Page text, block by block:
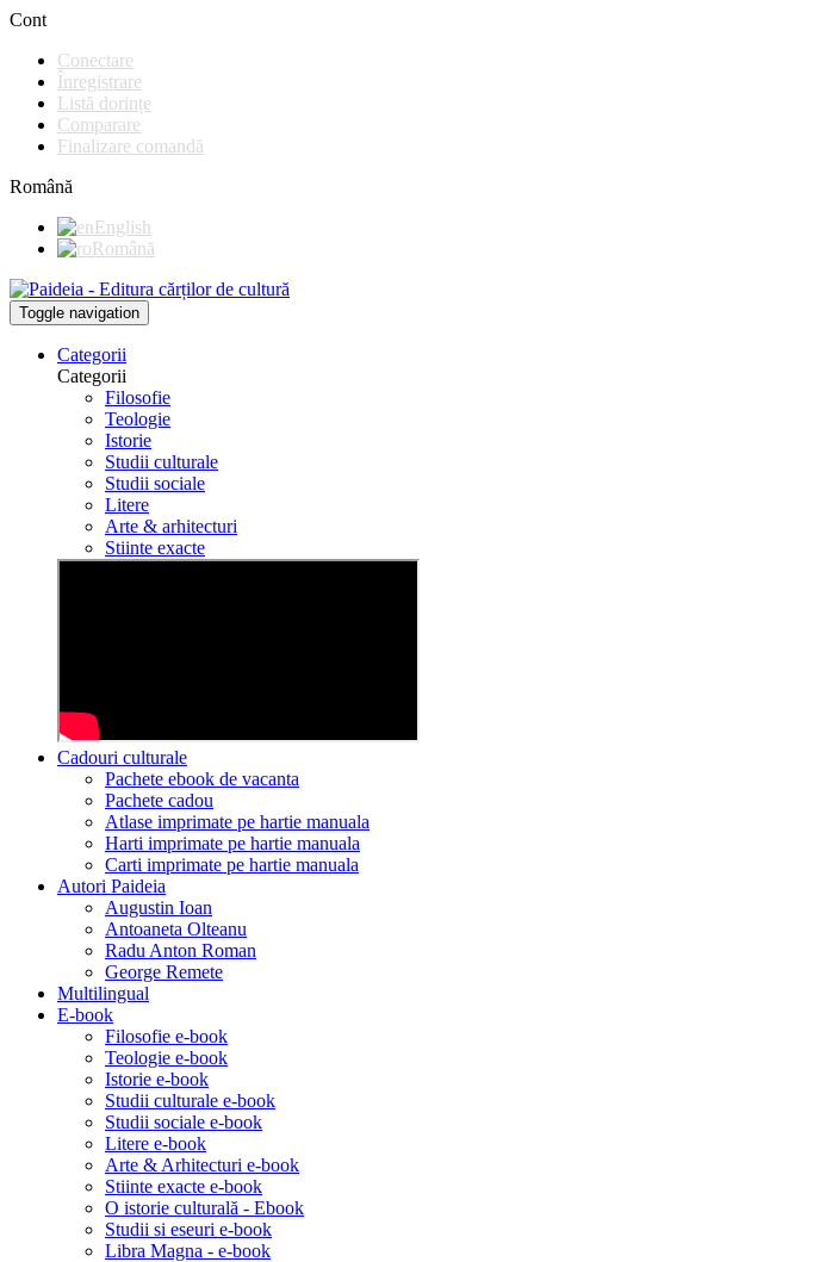
Cont
Conectare
Înregistrare
Listă dorințe
Comparare
Finalizare comandă
Română
English
Română
Toggle navigation
Categorii
Categorii
Filosofie
Teologie
Istorie
Studii culturale
Studii sociale
Litere
Arte & arhitecturi
Stiinte exacte
Cadouri culturale
Pachete ebook de vacanta
Pachete cadou
Atlase imprimate pe hartie manuala
Harti imprimate pe hartie manuala
Carti imprimate pe hartie manuala
Autori Paideia
Augustin Ioan
Antoaneta Olteanu
Radu Anton Roman
George Remete
Multilingual
E-book
Filosofie e-book
Teologie e-book
Istorie e-book
Studii culturale e-book
Studii sociale e-book
Litere e-book
Arte & Arhitecturi e-book
Stiinte exacte e-book
O istorie culturală - Ebook
Studii si eseuri e-book
Libra Magna - e-book